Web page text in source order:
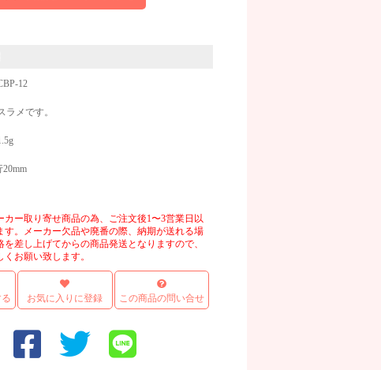
商品画像
12
ラメです。
ー取り寄せ商品の為、ご注文後1〜3営業日以
す。メーカー欠品や廃番の際、納期が送れる場
差し上げてからの商品発送となりますので、
お願い致します。
お気に入りに登録 この商品の問い合せ